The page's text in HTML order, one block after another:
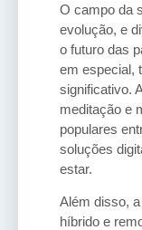
O campo da
evolução, e
o futuro das
em especial,
significativo.
meditação e
populares
soluções
estar.
Além disso,
híbrido e